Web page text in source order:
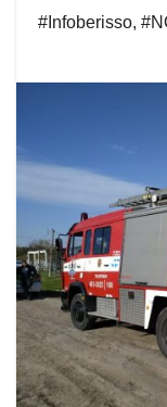
#Infoberisso,